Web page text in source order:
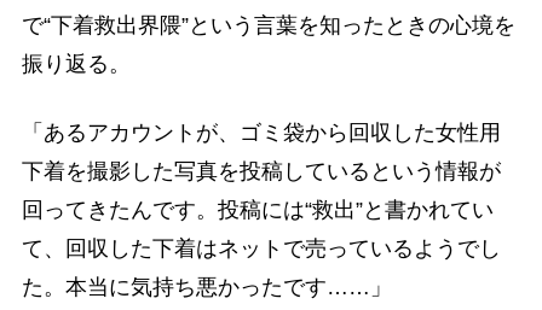
で“下着救出界隈”という言葉を知ったときの心境を
振り返る。
「あるアカウントが、ゴミ袋から回収した女性用
下着を撮影した写真を投稿しているという情報が
回ってきたんです。投稿には“救出”と書かれてい
て、回収した下着はネットで売っているようでし
た。本当に気持ち悪かったです……」